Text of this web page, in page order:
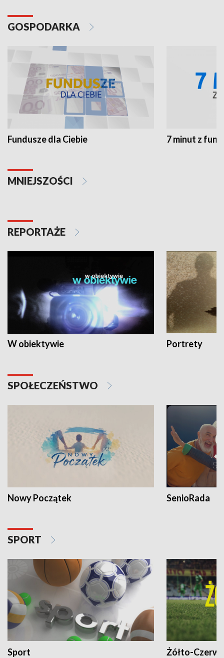
GOSPODARKA
Fundusze dla Ciebie 7 minut z
MNIEJSZOŚCI
REPORTAŻE
W obiektywie Portrety
SPOŁECZEŃSTWO
Nowy Początek SenioRada
SPORT
Sport Żółto-